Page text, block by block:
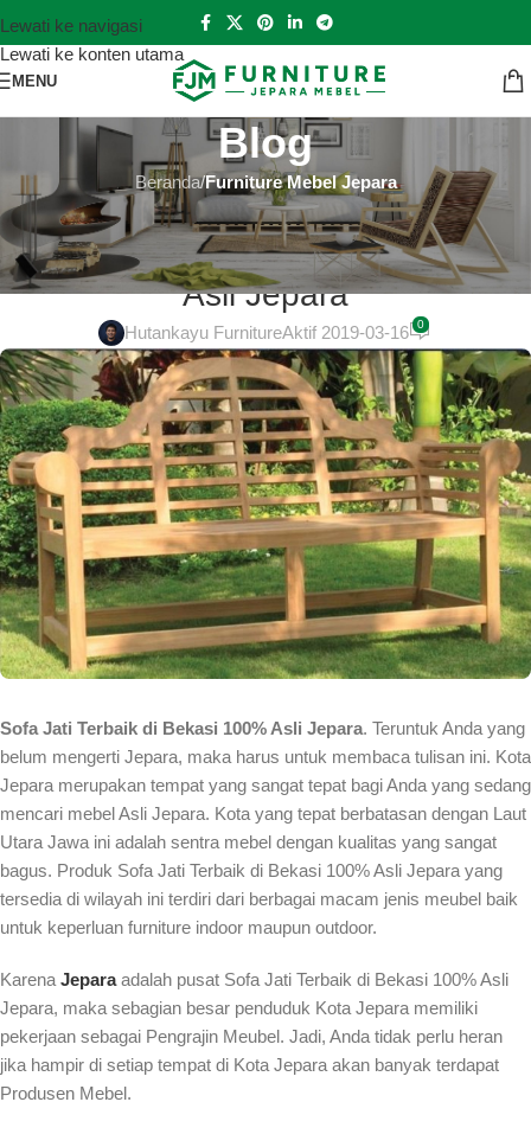
Lewati ke navigasi
Lewati ke konten utama
MENU
Blog
Beranda/Furniture Mebel Jepara
FURNITURE MEBEL JEPARA
Sofa Jati Terbaik di Bekasi 100%
Asli Jepara
Hutankayu FurnitureAktif 2019-03-16 0
Sofa Jati Terbaik di Bekasi 100% Asli Jepara. Teruntuk Anda yang
belum mengerti Jepara, maka harus untuk membaca tulisan ini. Kota
Jepara merupakan tempat yang sangat tepat bagi Anda yang sedang
mencari mebel Asli Jepara. Kota yang tepat berbatasan dengan Laut
Utara Jawa ini adalah sentra mebel dengan kualitas yang sangat
bagus. Produk Sofa Jati Terbaik di Bekasi 100% Asli Jepara yang
tersedia di wilayah ini terdiri dari berbagai macam jenis meubel baik
untuk keperluan furniture indoor maupun outdoor.
KarenaJeparaadalah pusat Sofa Jati Terbaik di Bekasi 100% Asli
Jepara, maka sebagian besar penduduk Kota Jepara memiliki
pekerjaan sebagai Pengrajin Meubel. Jadi, Anda tidak perlu heran
jika hampir di setiap tempat di Kota Jepara akan banyak terdapat
Produsen Mebel.